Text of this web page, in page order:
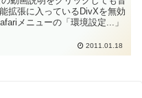
拡張に入っているDivXを無効
メニューの「環境設定...」
2011.01.18